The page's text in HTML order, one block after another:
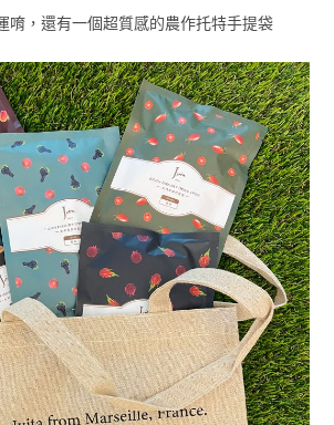
唷，還有一個超質感的農作托特手提袋